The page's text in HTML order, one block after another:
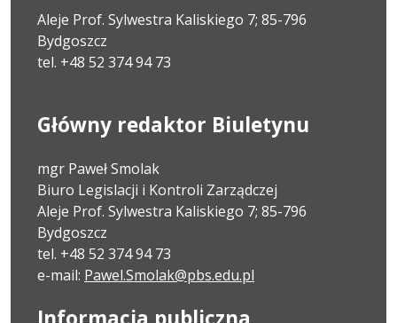
Aleje Prof. Sylwestra Kaliskiego 7; 85-796
Bydgoszcz
tel. +48 52 374 94 73
Główny redaktor Biuletynu
mgr Paweł Smolak
Biuro Legislacji i Kontroli Zarządczej
Aleje Prof. Sylwestra Kaliskiego 7; 85-796
Bydgoszcz
tel. +48 52 374 94 73
e-mail: Pawel.Smolak@pbs.edu.pl